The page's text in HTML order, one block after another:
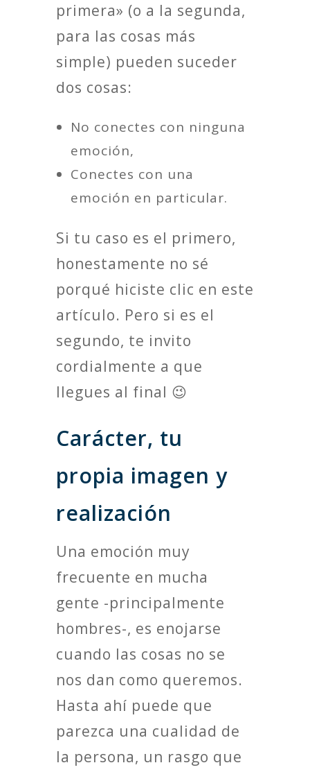
primera» (o a la segunda,
para las cosas más
simple) pueden suceder
dos cosas:
No conectes con ninguna
emoción,
Conectes con una
emoción en particular.
Si tu caso es el primero,
honestamente no sé
porqué hiciste clic en este
artículo. Pero si es el
segundo, te invito
cordialmente a que
llegues al final 😉
Carácter, tu
propia imagen y
realización
Una emoción muy
frecuente en mucha
gente -principalmente
hombres-, es enojarse
cuando las cosas no se
nos dan como queremos.
Hasta ahí puede que
parezca una cualidad de
la persona, un rasgo que